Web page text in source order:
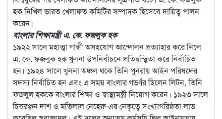
হক নিখিল ভারত খেলাফত কমিটির সম্পাদক হিসেবে দায়িত্ব পালন
করেন।
বাংলার শিক্ষামন্ত্রী এ. কে. ফজলুক হক
১৯২২ সালে মহাত্মা গান্ধী অসহযোগ আন্দোলন প্রত্যাহার করে নিলে
এ. কে. ফজলুক হক খুলনা উপনির্বাচনে প্রতিদ্বন্দ্ব্বিতা করে নির্বাচিত
হন। ১৯২৪ সালে খুলনা অঞ্চল থকে তিনি পুনরায় আইন পরিষদের
সদস্য নির্বাচিত হন এবং এ সময় বাংলার গভর্ণর ছিলেন লিটন, তিনি
ফজলুল হককে বাংলার শিক্ষা ও স্বাস্থ্যমন্ত্রী নিয়োগ করেন। ১৯২৩ সালে
চিত্তরঞ্জন দাশ ও মতিলাল নেহেরু-এর নেতৃত্বে সংখ্যাগরিষ্ঠতা লাভ